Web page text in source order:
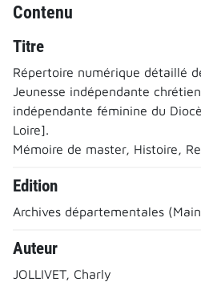
Contenu
Titre
Répertoire numérique détaillé
Jeunesse indépendante
indépendante féminine du
Loire].
Mémoire de master, Histoire,
Edition
Archives départementales
Auteur
JOLLIVET, Charly